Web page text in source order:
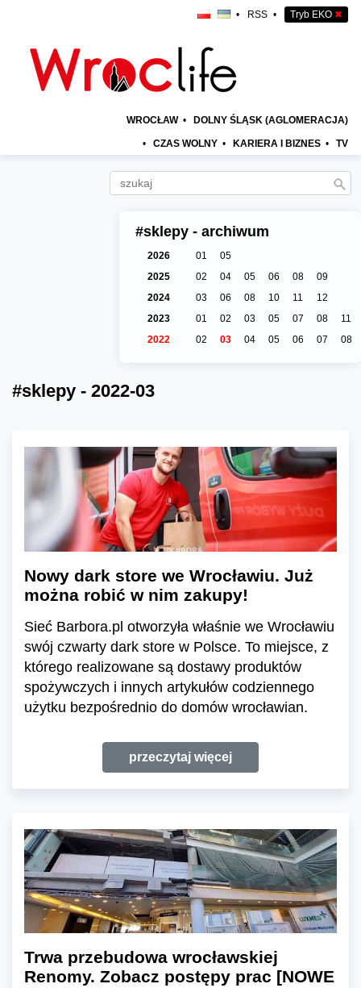
• RSS • Tryb EKO ✖
WROCŁAW • DOLNY ŚLĄSK (AGLOMERACJA)
• CZAS WOLNY • KARIERA I BIZNES • TV
#sklepy - archiwum
2026 01
05
2025
02 04 05 06 08
09
2024
03 06 08 10 11
12
2023
01 02 03 05 07 08
11
2022
02 03 04 05 06 07 08
#sklepy - 2022-03
Nowy dark store we Wrocławiu. Już
można robić w nim zakupy!
Sieć Barbora.pl otworzyła właśnie we Wrocławiu
swój czwarty dark store w Polsce. To miejsce, z
którego realizowane są dostawy produktów
spożywczych i innych artykułów codziennego
użytku bezpośrednio do domów wrocławian.
przeczytaj więcej
Trwa przebudowa wrocławskiej
Renomy. Zobacz postępy prac [NOWE